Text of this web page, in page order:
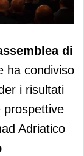
con un
di
ha condiviso
i risultati
prospettive
Adriatico